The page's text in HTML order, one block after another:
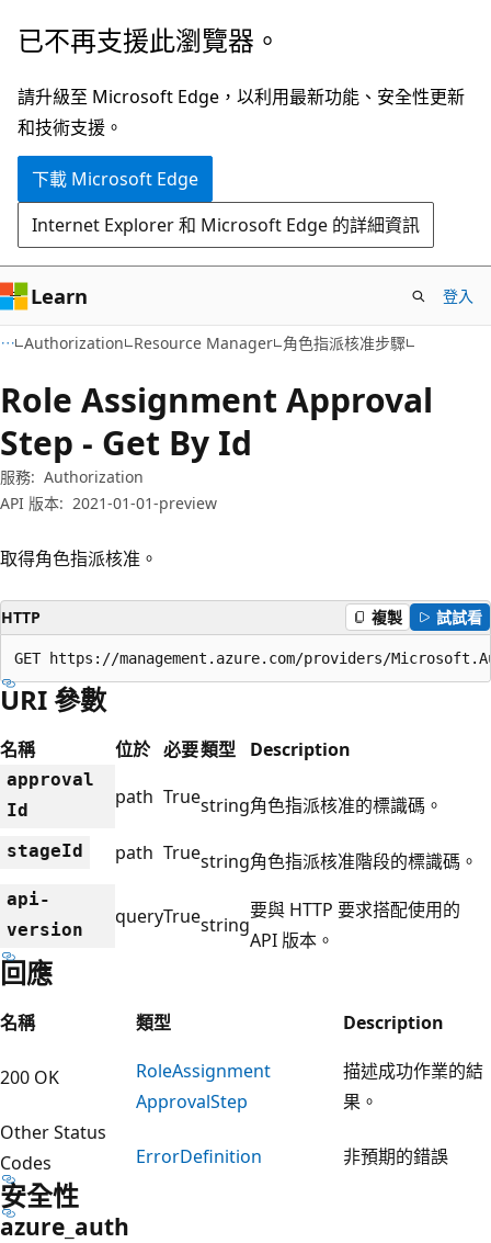
跳
主
要
內
跳
頁
面
內
覽
已不再支援此瀏覽器。
請升級至 Microsoft Edge，以利用最新功能、安全性更新
和技術支援。
下載 Microsoft Edge
Internet Explorer 和 Microsoft Edge 的詳細資訊
Learn 登入
Authorization Resource Manager 角色指派核准步驟
Role Assignment Approval
Step - Get By Id
服務: Authorization
API 版本: 2021-01-01-preview
取得角色指派核准。
HTTP 複製 試試看
GET https://management.azure.com/providers/
URI 參數
名稱 位於 必要類型 Description
approval
Id
path Truestring角色指派核准的標識碼。
stageId path Truestring角色指派核准階段的標識碼。
api-
version
queryTruestring
要與 HTTP 要求搭配使用的
API 版本。
回應
名稱 類型 Description
200 OK RoleAssignment
ApprovalStep
描述成功作業的結
果。
Other Status
Codes
ErrorDefinition 非預期的錯誤
安全性
azure_auth